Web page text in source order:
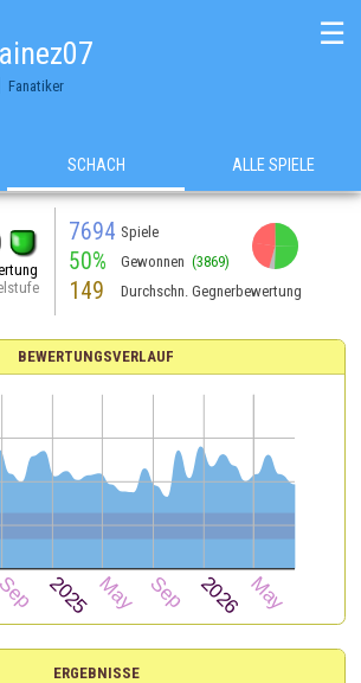
Fanatiker
☰
SCHACH ALLE SPIELE
7694 Spiele
50% Gewonnen (3869)
149 Durchschn. Gegnerbewertung
BEWERTUNGSVERLAUF
ERGEBNISSE